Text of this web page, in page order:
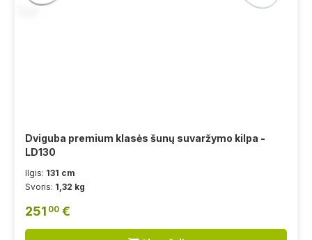
Dviguba premium klasės šunų suvaržymo kilpa -
LD130
Ilgis: 131 cm
Svoris: 1,32 kg
251 00 €